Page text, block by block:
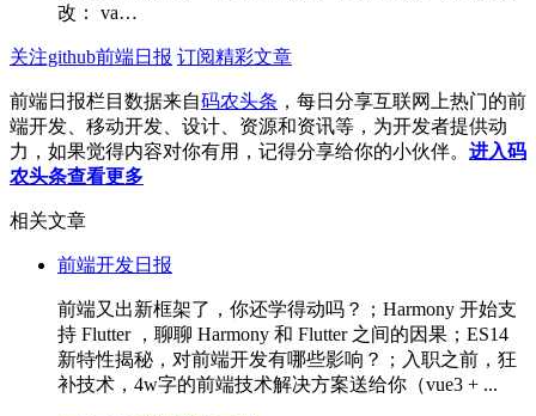
改： va…
关注github前端日报 订阅精彩文章
前端日报栏目数据来自码农头条 ，每日分享互联网上热门的前
端开发、移动开发、设计、资源和资讯等，为开发者提供动
力，如果觉得内容对你有用，记得分享给你的小伙伴。 进入码
农头条查看更多
相关文章
前端开发日报
前端又出新框架了，你还学得动吗？；Harmony 开始支
持 Flutter ，聊聊 Harmony 和 Flutter 之间的因果；ES14
新特性揭秘，对前端开发有哪些影响？；入职之前，狂
补技术，4w字的前端技术解决方案送给你（vue3 + ...